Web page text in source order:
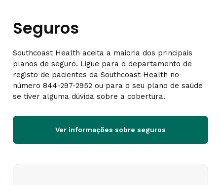
Seguros
Southcoast Health aceita a maioria dos principais
planos de seguro. Ligue para o departamento de
registo de pacientes da Southcoast Health no
número 844-297-2952 ou para o seu plano de saúde
se tiver alguma dúvida sobre a cobertura.
Ver informações sobre seguros